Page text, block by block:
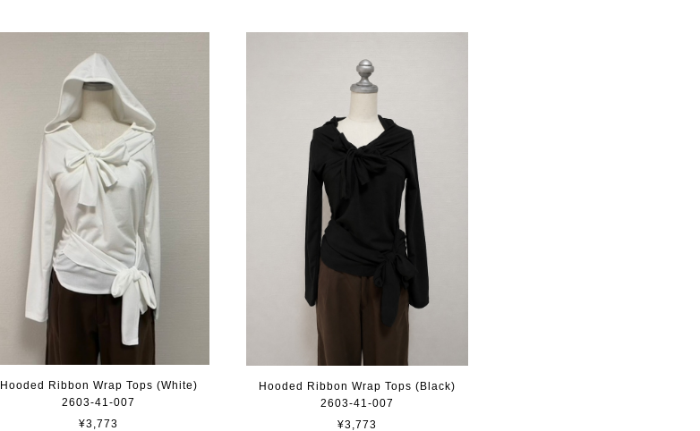
Hooded Ribbon Wrap Tops (White)
2603-41-007
¥3,773
Hooded Ribbon Wrap Tops (Black)
2603-41-007
¥3,773